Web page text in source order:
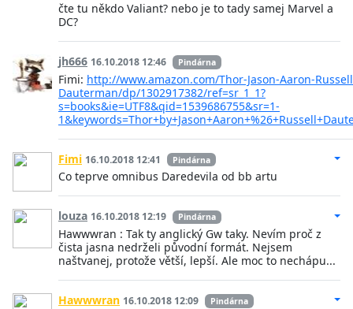
čte tu někdo Valiant? nebo je to tady samej Marvel a
DC?
jh666 16.10.2018 12:46 Pindárna
Fimi: http://www.amazon.com/Thor-Jason-Aaron-
Dauterman/dp/1302917382/ref=sr_1_1?
s=books&ie=UTF8&qid=1539686755&sr=1-
Fimi 16.10.2018 12:41 Pindárna
Co teprve omnibus Daredevila od bb artu
louza 16.10.2018 12:19 Pindárna
Hawwwran : Tak ty anglický Gw taky. Nevím proč z
čista jasna nedrželi původní formát. Nejsem
naštvanej, protože větší, lepší. Ale moc to nechápu...
Hawwwran 16.10.2018 12:09 Pindárna